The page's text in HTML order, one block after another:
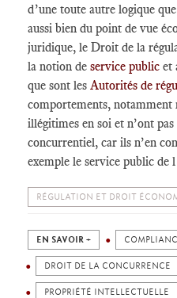
d’une toute autre logique
aussi bien du point de vue
juridique, le Droit de la
la notion de service public et
que sont les Autorités de
comportements, notamment
illégitimes en soi et n’ont
concurrentiel, car ils n’en
exemple le service public de
RÉGULATION ET DROIT
EN SAVOIR +
DROIT DE LA CONCURRENCE
PROPRIÉTÉ INTELLECTUELLE